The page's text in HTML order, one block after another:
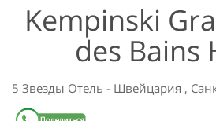
Kempinski
des Bains
5 Звезды Отель - Швейцария ,